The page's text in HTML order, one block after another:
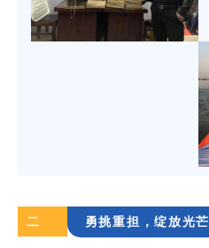
二 勇挑重担，绽放光芒